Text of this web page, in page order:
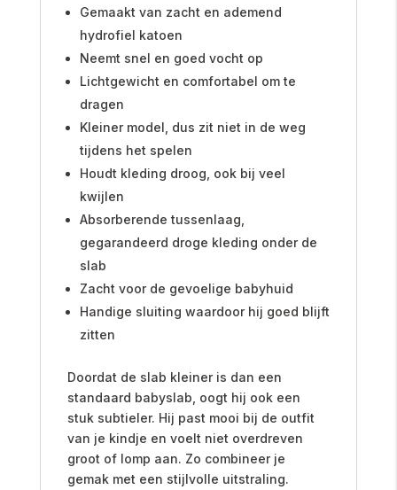
Gemaakt van zacht en ademend
hydrofiel katoen
Neemt snel en goed vocht op
Lichtgewicht en comfortabel om te
dragen
Kleiner model, dus zit niet in de weg
tijdens het spelen
Houdt kleding droog, ook bij veel
kwijlen
Absorberende tussenlaag,
gegarandeerd droge kleding onder de
slab
Zacht voor de gevoelige babyhuid
Handige sluiting waardoor hij goed blijft
zitten
Doordat de slab kleiner is dan een
standaard babyslab, oogt hij ook een
stuk subtieler. Hij past mooi bij de outfit
van je kindje en voelt niet overdreven
groot of lomp aan. Zo combineer je
gemak met een stijlvolle uitstraling.